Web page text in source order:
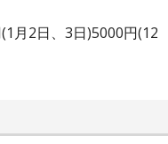
月2日、3日)5000円(12